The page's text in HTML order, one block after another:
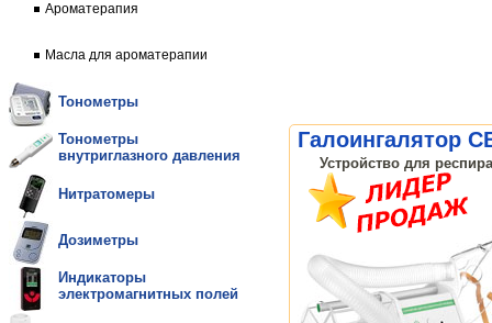
Ароматерапия
Масла для ароматерапии
Тонометры
Тонометры
внутриглазного давления
Нитратомеры
Дозиметры
Индикаторы
электромагнитных полей
Галоингалятор
Устройство для